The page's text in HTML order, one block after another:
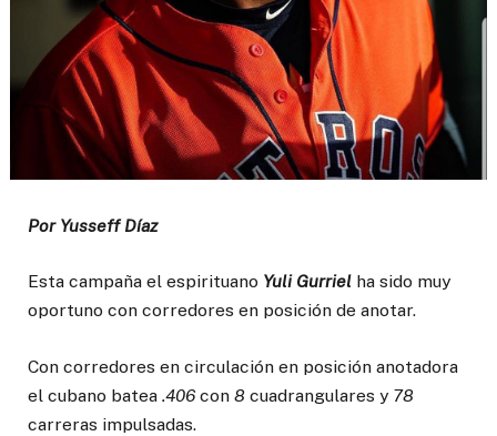
Por Yusseff Díaz
Esta campaña el espirituano Yuli Gurriel ha sido muy
oportuno con corredores en posición de anotar.
Con corredores en circulación en posición anotadora
el cubano batea .406con 8 cuadrangulares y 78
carreras impulsadas.